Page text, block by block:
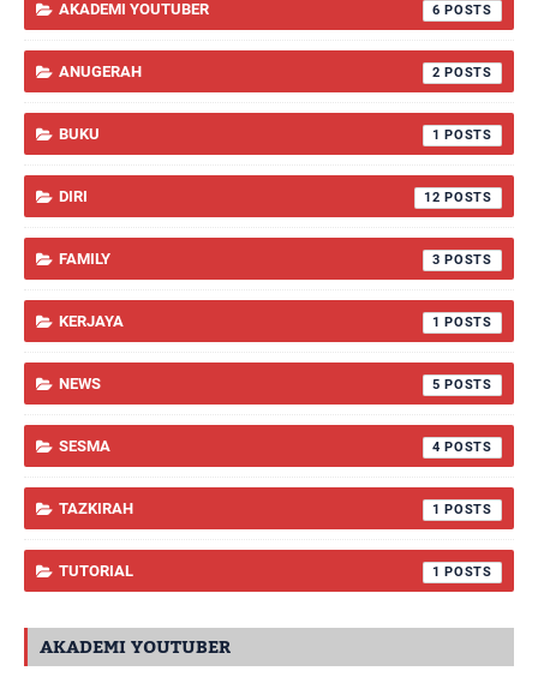
AKADEMI YOUTUBER 6
ANUGERAH 2
BUKU 1
DIRI 12
FAMILY 3
KERJAYA 1
NEWS 5
SESMA 4
TAZKIRAH 1
TUTORIAL 1
AKADEMI YOUTUBER